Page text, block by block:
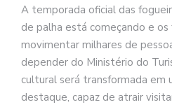
A temporada oficial das
de palha está começando e
movimentar milhares de
depender do Ministério do
cultural será transformada
destaque, capaz de atrair